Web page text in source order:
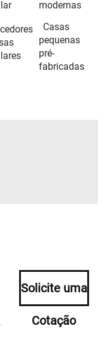
modernas
Casas
pequenas
pré-
fabricadas
Solicite uma
Cotação